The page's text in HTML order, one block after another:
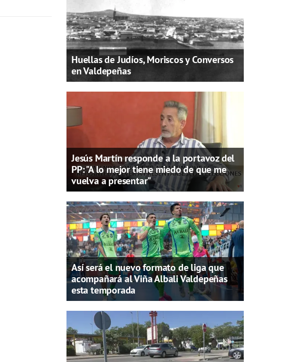
Huellas de Judíos, Moriscos y Conversos
en Valdepeñas
Jesús Martín responde a la portavoz del
PP: "A lo mejor tiene miedo de que me
vuelva a presentar"
Así será el nuevo formato de liga que
acompañará al Viña Albali Valdepeñas
esta temporada